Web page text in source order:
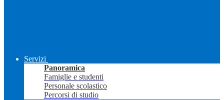
Servizi
Panoramica
Famiglie e studenti
Personale scolastico
Percorsi di studio